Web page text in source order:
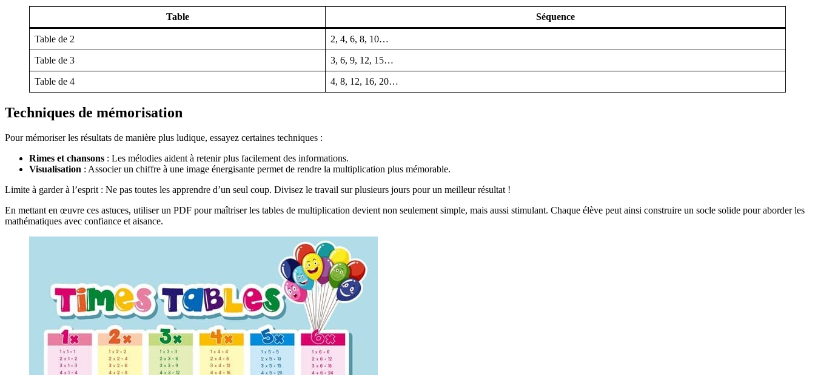
Table Séquence
Table de 2 2, 4, 6, 8, 10…
Table de 3 3, 6, 9, 12, 15…
Table de 4 4, 8, 12, 16, 20…
Techniques de mémorisation
Pour mémoriser les résultats de manière plus ludique, essayez certaines techniques :
Rimes et chansons : Les mélodies aident à retenir plus facilement des informations.
Visualisation : Associer un chiffre à une image énergisante permet de rendre la multiplication plus mémorable.
Limite à garder à l’esprit : Ne pas toutes les apprendre d’un seul coup. Divisez le travail sur plusieurs jours pour un meilleur résultat !
En mettant en œuvre ces astuces, utiliser un PDF pour maîtriser les tables de multiplication devient non seulement simple, mais aussi stimulant. Chaque élève peut ainsi construire un socle solide pour aborder les
mathématiques avec confiance et aisance.